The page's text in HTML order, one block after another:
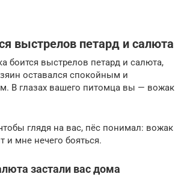
выстрелов петард и салюта
боится выстрелов петард и салюта,
оставался спокойным и
В глазах вашего питомца вы — вожак
глядя на вас, пёс понимал: вожак
и мне нечего бояться.
застали вас дома